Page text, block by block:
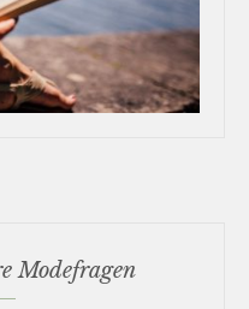
Modefragen